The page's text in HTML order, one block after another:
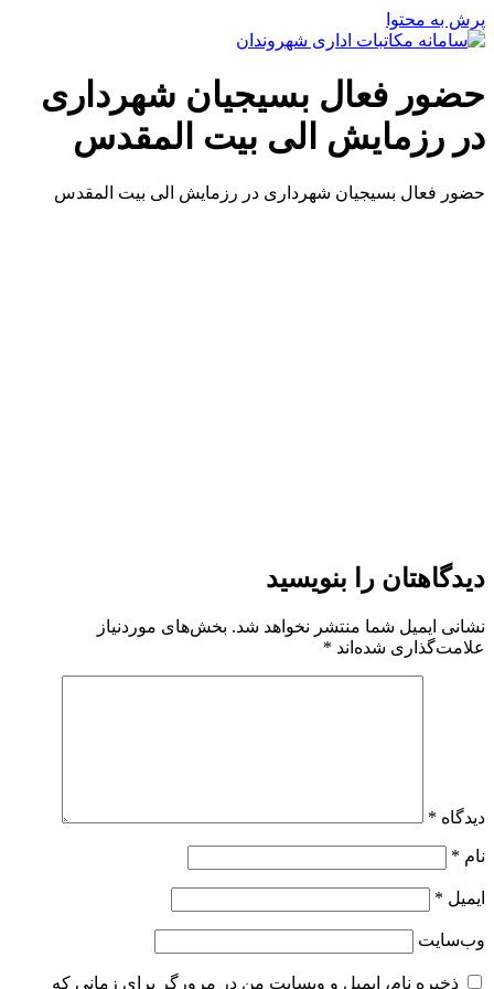
پرش به محتوا
حضور فعال بسیجیان شهرداری
در رزمایش الی بیت المقدس
حضور فعال بسیجیان شهرداری در رزمایش الی بیت المقدس
دیدگاهتان را بنویسید
نشانی ایمیل شما منتشر نخواهد شد. بخش‌های موردنیاز
علامت‌گذاری شده‌اند *
دیدگاه *
نام *
ایمیل *
وب‌سایت
ذخیره نام، ایمیل و وبسایت من در مرورگر برای زمانی که